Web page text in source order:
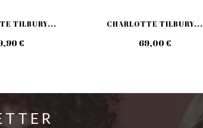
TILBURY...
€
CHARLOTTE TILBURY...
69,00 €